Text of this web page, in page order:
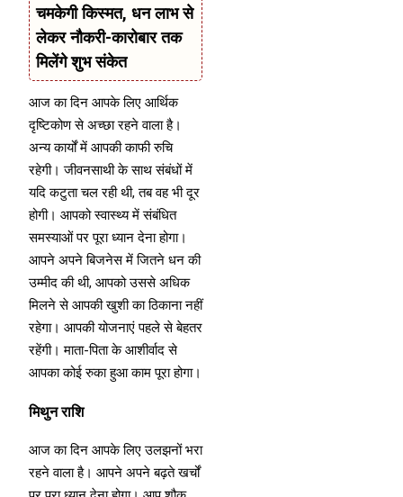
चमकेगी किस्मत, धन लाभ से
लेकर नौकरी-कारोबार तक
मिलेंगे शुभ संकेत
आज का दिन आपके लिए आर्थिक
दृष्टिकोण से अच्छा रहने वाला है।
अन्य कार्यों में आपकी काफी रुचि
रहेगी। जीवनसाथी के साथ संबंधों में
यदि कटुता चल रही थी, तब वह भी दूर
होगी। आपको स्वास्थ्य में संबंधित
समस्याओं पर पूरा ध्यान देना होगा।
आपने अपने बिजनेस में जितने धन की
उम्मीद की थी, आपको उससे अधिक
मिलने से आपकी खुशी का ठिकाना नहीं
रहेगा। आपकी योजनाएं पहले से बेहतर
रहेंगी। माता-पिता के आशीर्वाद से
आपका कोई रुका हुआ काम पूरा होगा।
मिथुन राशि
आज का दिन आपके लिए उलझनों भरा
रहने वाला है। आपने अपने बढ़ते खर्चों